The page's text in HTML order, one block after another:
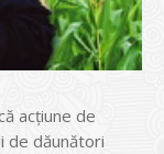
acţiune de
de dăunători